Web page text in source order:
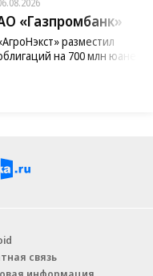
«Газпромбанк»
разместил
на 700 млн юаней
связь